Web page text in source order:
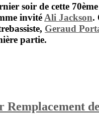
soir de cette
invité Ali Jackson.
Geraud
partie.